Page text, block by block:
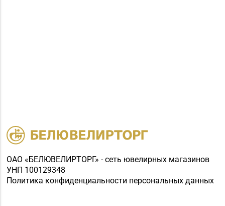
ОАО «БЕЛЮВЕЛИРТОРГ» - сеть ювелирных магазинов
УНП 100129348
Политика конфиденциальности персональных данных